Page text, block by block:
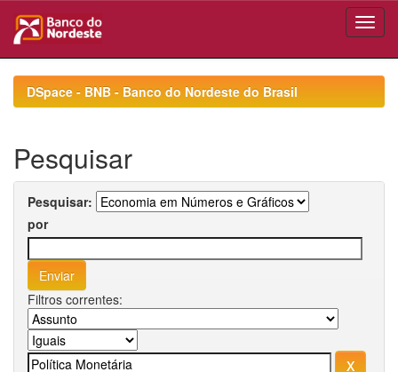
navigationDSpace - BNB - Banco do Nordeste do Brasil
Pesquisar
Pesquisar:
por
Filtros correntes: